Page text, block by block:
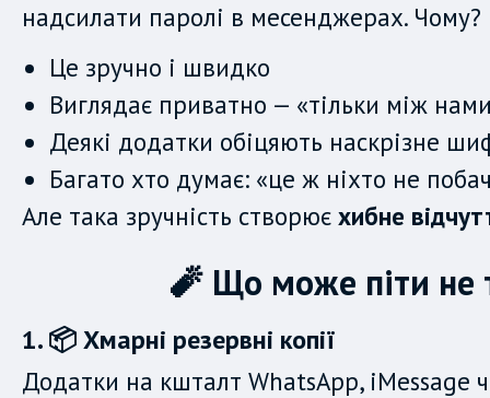
надсилати паролі в месенджерах. Чому?
Це зручно і швидко
Виглядає приватно — «тільки між
Деякі додатки обіцяють наскрізне
Багато хто думає: «це ж ніхто не
Але така зручність створює хибне
🧨 Що може піти не
1. 📦 Хмарні резервні копії
Додатки на кшталт WhatsApp, iMessage